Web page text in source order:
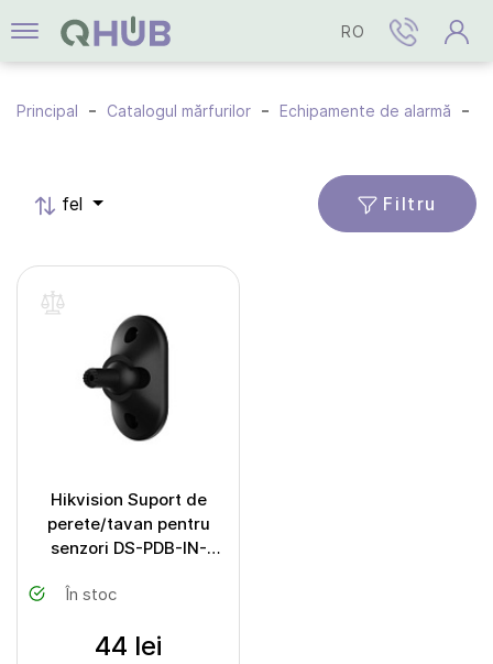
RO
Principal Catalogul mărfurilor Echipamente de alarmă
fel Filtru
Hikvision Suport de
perete/tavan pentru
senzori DS-PDB-IN-
În stoc
44 lei